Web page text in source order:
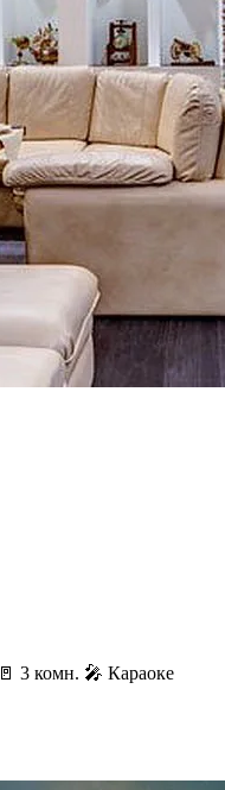
🚪 3 комн. 🎤 Караоке